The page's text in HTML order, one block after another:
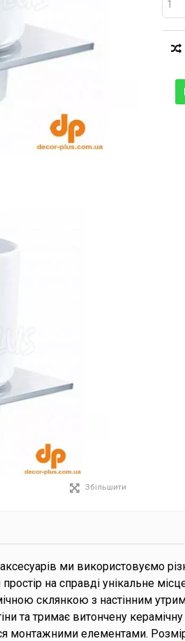
Збільшити
ми використовуємо
на справді унікальне
склянкою з настінним
та тримає витончену
монтажними елементами.